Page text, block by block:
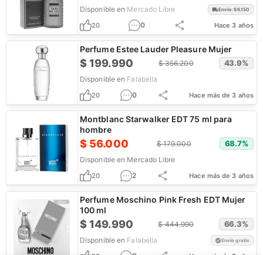
Disponible en Mercado Libre Envío: $6.150
20 0 Hace 3 años
Perfume Estee Lauder Pleasure Mujer
$199.990 $356.200 43.9%
Disponible en Falabella
20 0 Hace más de 3 años
Montblanc Starwalker EDT 75 ml para
hombre
$ 56.000 $179.000 68.7%
Disponible en Mercado Libre
20 2 Hace más de 3 años
Perfume Moschino Pink Fresh EDT Mujer
100 ml
$149.990 $444.990 66.3%
Disponible en Falabella Envío gratis